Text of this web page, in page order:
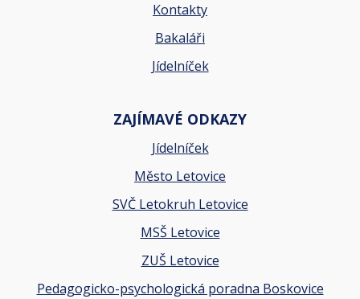
Kontakty
Bakaláři
Jídelníček
ZAJÍMAVÉ ODKAZY
Jídelníček
Město Letovice
SVČ Letokruh Letovice
MSŠ Letovice
ZUŠ Letovice
Pedagogicko-psychologická poradna Boskovice